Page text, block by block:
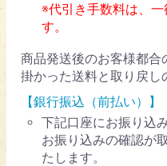
※代引き手数料は、
す。
商品発送後のお客様都合
掛かった送料と取り戻し
【銀行振込（前払い）】
下記口座にお振り込
お振り込みの確認が
たします。